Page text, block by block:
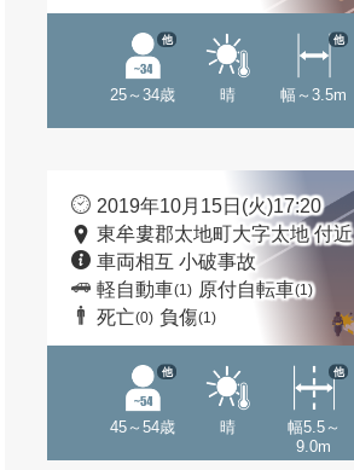
25～34歳
他
晴 幅～3.5m
他
2019年10月15日(火)17:20
東牟婁郡太地町大字太地 付近
車両相互 小破事故
軽自動車(1) 原付自転車(1)
死亡(0) 負傷(1)
45～54歳
他
晴
幅5.5～
9.0m
他